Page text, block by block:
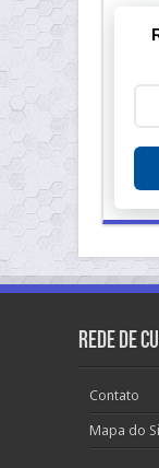
Rede de
Contato
Mapa do